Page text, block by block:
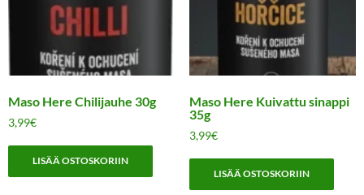
Maso Here Chilijauhe 30g
3,99€
LISÄÄ OSTOSKORIIN
Maso Here Kuivattu sinappi
35g
3,99€
LISÄÄ OSTOSKORIIN